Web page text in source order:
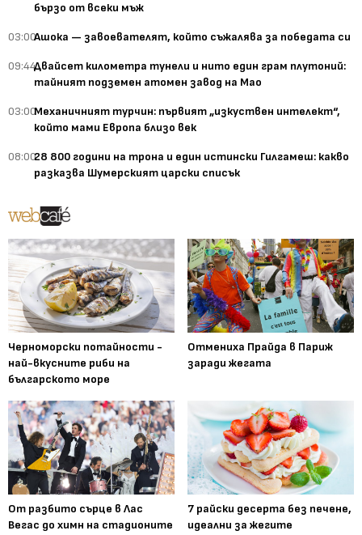
бързо от всеки мъж
03:00Ашока — завоевателят, който съжалява за победата си
09:44Двайсет километра тунели и нито един грам плутоний:
тайният подземен атомен завод на Мао
03:00Механичният турчин: първият „изкуствен интелект“,
който мами Европа близо век
08:0028 800 години на трона и един истински Гилгамеш: какво
разказва Шумерският царски списък
Черноморски потайности -
най-вкусните риби на
българското море
Отмениха Прайда в Париж
заради жегата
От разбито сърце в Лас
Вегас до химн на стадионите
7 райски десерта без печене,
идеални за жегите